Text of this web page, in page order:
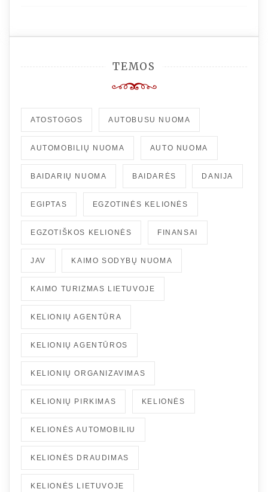
TEMOS
ATOSTOGOS AUTOBUSU NUOMA
AUTOMOBILIŲ NUOMA AUTO NUOMA
BAIDARIŲ NUOMA BAIDARĖS DANIJA
EGIPTAS EGZOTINĖS KELIONĖS
EGZOTIŠKOS KELIONĖS FINANSAI
JAV KAIMO SODYBŲ NUOMA
KAIMO TURIZMAS LIETUVOJE
KELIONIŲ AGENTŪRA
KELIONIŲ AGENTŪROS
KELIONIŲ ORGANIZAVIMAS
KELIONIŲ PIRKIMAS KELIONĖS
KELIONĖS AUTOMOBILIU
KELIONĖS DRAUDIMAS
KELIONĖS LIETUVOJE